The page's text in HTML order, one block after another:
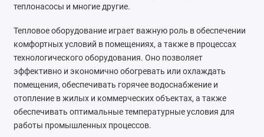
теплонасосы и многие другие.
Тепловое оборудование играет важную роль в обеспечении
комфортных условий в помещениях, а также в процессах
технологического оборудования. Оно позволяет
эффективно и экономично обогревать или охлаждать
помещения, обеспечивать горячее водоснабжение и
отопление в жилых и коммерческих объектах, а также
обеспечивать оптимальные температурные условия для
работы промышленных процессов.